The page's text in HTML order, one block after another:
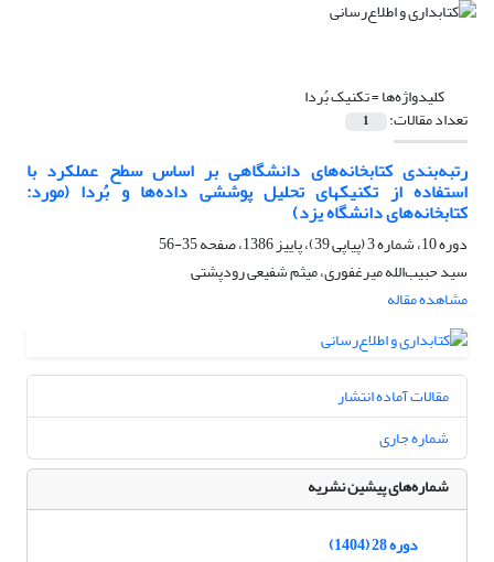
کلیدواژه‌ها =تکنیک بُردا
تعداد مقالات: 1
رتبه‌بندی کتابخانه‌های دانشگاهی بر اساس سطح عملکرد با
استفاده از تکنیکهای تحلیل پوششی داده‌ها و بُردا (مورد:
کتابخانه‌های دانشگاه یزد)
دوره 10، شماره 3 (پیاپی 39)، پاییز 1386، صفحه
35-56
سید حبیب‌الله میرغفوری، میثم شفیعی رودپشتی
مشاهده مقاله
مقالات آماده انتشار
شماره جاری
شماره‌های پیشین نشریه
دوره 28 (1404)